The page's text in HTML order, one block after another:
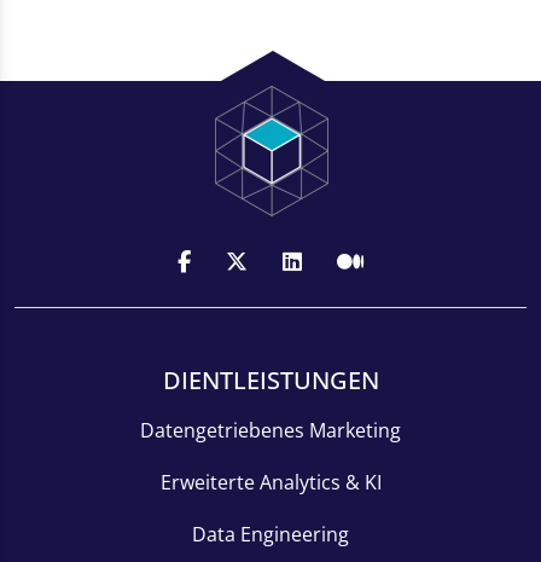
DIENTLEISTUNGEN
Datengetriebenes Marketing
Erweiterte Analytics & KI
Data Engineering